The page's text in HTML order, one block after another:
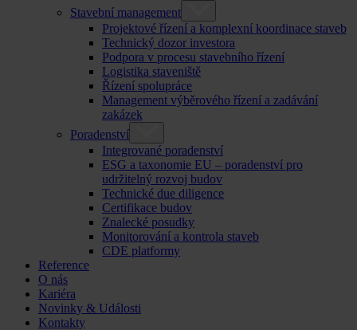
Stavební management
Projektové řízení a komplexní koordinace staveb
Technický dozor investora
Podpora v procesu stavebního řízení
Logistika staveniště
Řízení spolupráce
Management výběrového řízení a zadávání
zakázek
Poradenství
Integrované poradenství
ESG a taxonomie EU – poradenství pro
udržitelný rozvoj budov
Technické due diligence
Certifikace budov
Znalecké posudky
Monitorování a kontrola staveb
CDE platformy
Reference
O nás
Kariéra
Novinky & Události
Kontakty